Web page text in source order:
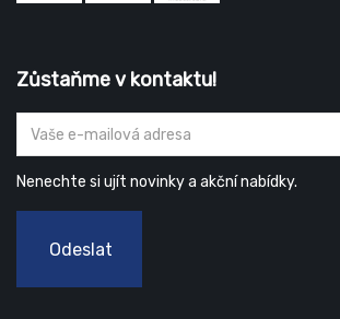
Zůstaňme v kontaktu!
Nenechte si ujít novinky a akční nabídky.
Odeslat